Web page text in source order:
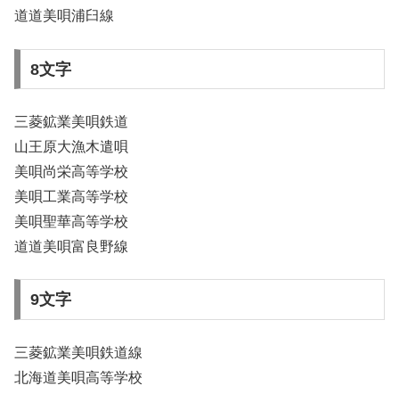
道道美唄浦臼線
8文字
三菱鉱業美唄鉄道
山王原大漁木遣唄
美唄尚栄高等学校
美唄工業高等学校
美唄聖華高等学校
道道美唄富良野線
9文字
三菱鉱業美唄鉄道線
北海道美唄高等学校